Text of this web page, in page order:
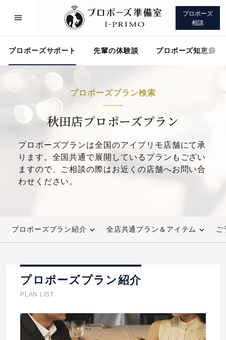
プロポーズ
相談
プロポーズサポート 先輩の体験談 プロポーズ知恵袋
プロポーズプラン検索
秋田店プロポーズプラン
プロポーズプランは全国のアイプリモ店舗にて承
ります。全国共通で展開しているプランもござい
ますので、ご相談の際はお近くの店舗へお問い合
わせください。
プロポーズプラン紹介 全店共通プラン＆アイテム ご
プロポーズプラン紹介
PLAN LIST
プロポーズサポート 先輩の体験談
プロポーズ知恵袋 アイプリモについて
プロポーズサポートの流れ
スペシャルプロポーズイベント
プロポーズアイテム
プロポーズ知恵袋
プロポーズ意識調査結果一覧
アイプリモについて